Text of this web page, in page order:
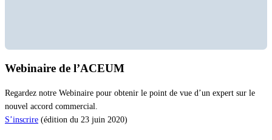
Webinaire de l’ACEUM
Regardez notre Webinaire pour obtenir le point de vue d’un expert sur le
nouvel accord commercial.
S’inscrire (édition du 23 juin 2020)